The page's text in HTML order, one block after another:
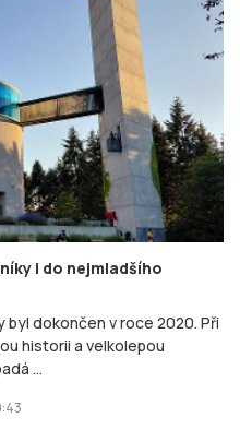
i do nejmladšího
dokončen v roce 2020. Při
historii a velkolepou
...